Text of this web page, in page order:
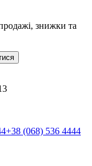
знижки та
+38 (068) 536 4444